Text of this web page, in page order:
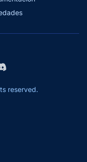
reserved.